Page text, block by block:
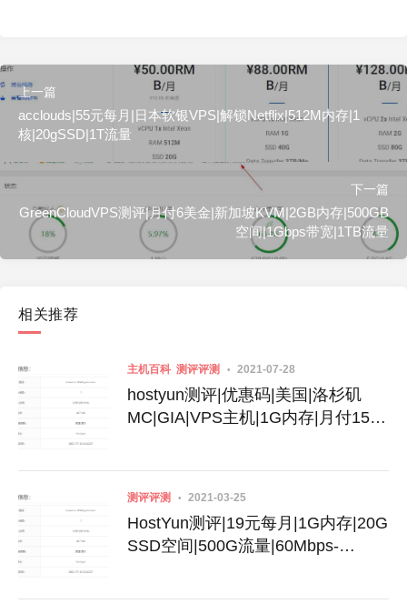
上一篇
acclouds|55元每月|日本软银VPS|解锁Netflix|512M内存|1
核|20gSSD|1T流量
下一篇
GreenCloudVPS测评|月付6美金|新加坡KVM|2GB内存|500GB
空间|1Gbps带宽|1TB流量
相关推荐
主机百科 测评评测 2021-07-28
hostyun测评|优惠码|美国|洛杉矶
MC|GIA|VPS主机|1G内存|月付15.3
测评评测 2021-03-25
HostYun测评|19元每月|1G内存|20G
SSD空间|500G流量|60Mbps-